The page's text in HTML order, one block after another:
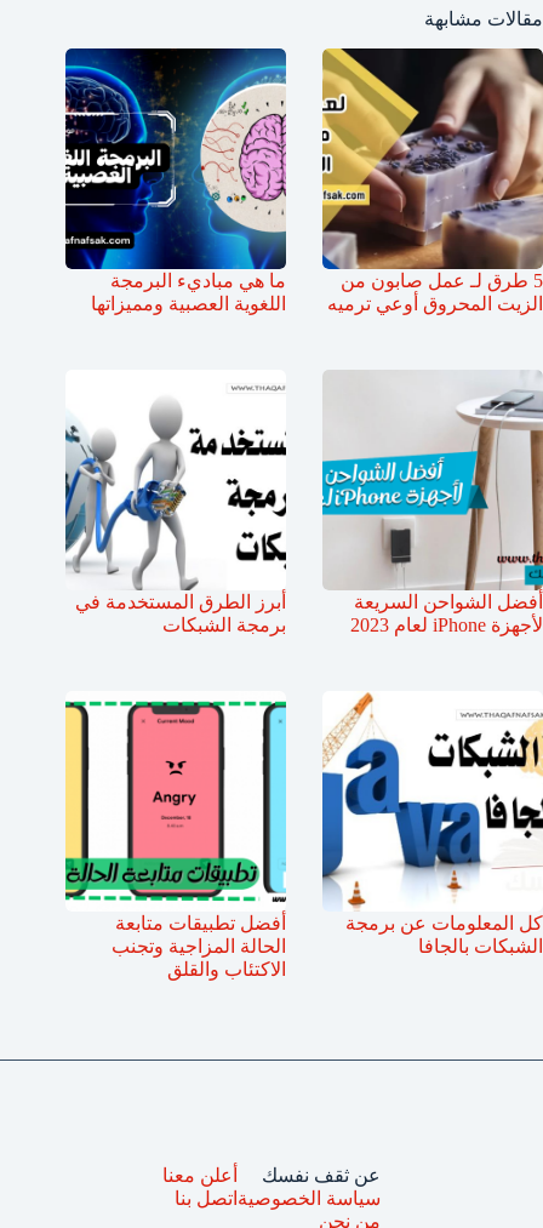
مقالات مشابهة
5 طرق لـ عمل صابون من
الزيت المحروق أوعي ترميه
ما هي مباديء البرمجة
اللغوية العصبية ومميزاتها
أفضل الشواحن السريعة
لأجهزة iPhone لعام 2023
أبرز الطرق المستخدمة في
برمجة الشبكات
كل المعلومات عن برمجة
الشبكات بالجافا
أفضل تطبيقات متابعة
الحالة المزاجية وتجنب
الاكتئاب والقلق
عن ثقف نفسك
سياسة الخصوصية
من نحن
أعلن معنا
اتصل بنا